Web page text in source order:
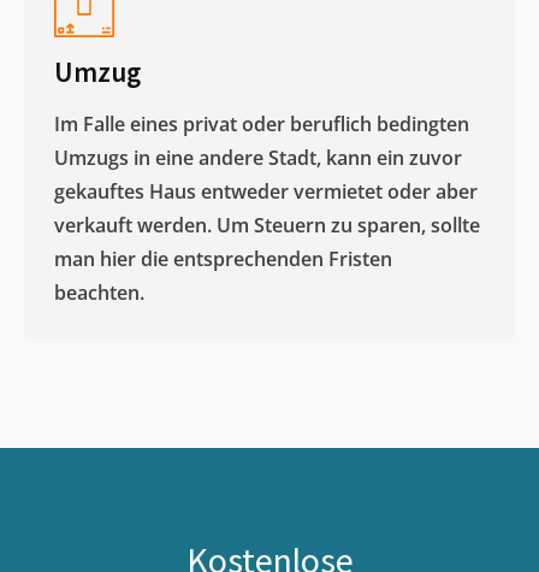
Umzug
Im Falle eines privat oder beruflich bedingten
Umzugs in eine andere Stadt, kann ein zuvor
gekauftes Haus entweder vermietet oder aber
verkauft werden. Um Steuern zu sparen, sollte
man hier die entsprechenden Fristen
beachten.
Kostenlose